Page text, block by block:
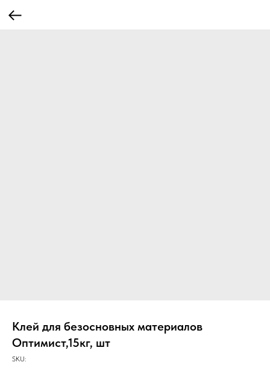
Клей для безосновных материалов
Оптимист,15кг, шт
SKU: